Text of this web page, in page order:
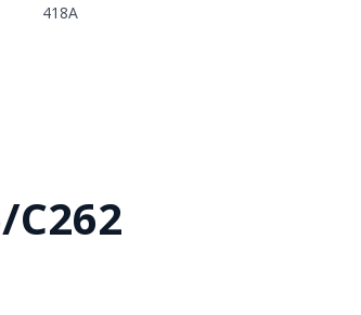
418А